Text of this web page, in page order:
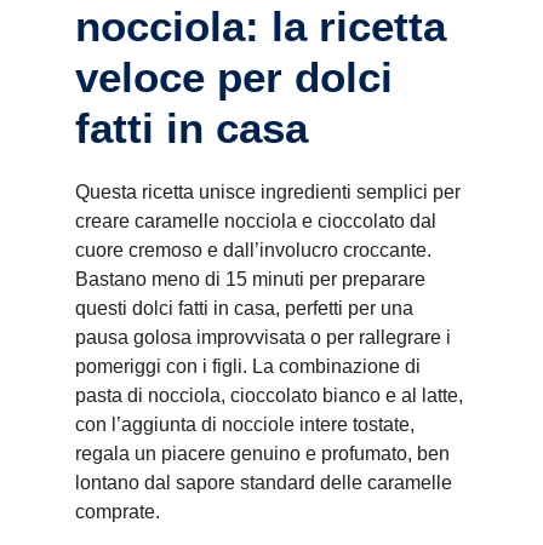
nocciola: la ricetta
veloce per dolci
fatti in casa
Questa ricetta unisce ingredienti semplici per
creare caramelle nocciola e cioccolato dal
cuore cremoso e dall’involucro croccante.
Bastano meno di 15 minuti per preparare
questi dolci fatti in casa, perfetti per una
pausa golosa improvvisata o per rallegrare i
pomeriggi con i figli. La combinazione di
pasta di nocciola, cioccolato bianco e al latte,
con l’aggiunta di nocciole intere tostate,
regala un piacere genuino e profumato, ben
lontano dal sapore standard delle caramelle
comprate.